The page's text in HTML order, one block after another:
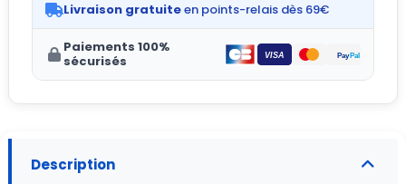
Livraison gratuiteen points-relais dès 69€
Paiements 100%
sécurisés
Description